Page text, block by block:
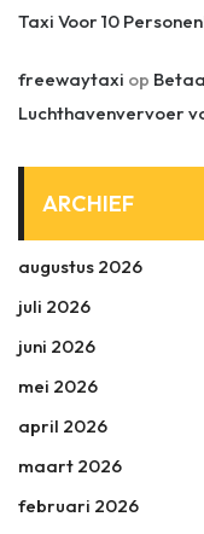
Taxi Voor 10
freewaytaxi op
Luchthavenvervoer
ARCHIEF
augustus 2026
juli 2026
juni 2026
mei 2026
april 2026
maart 2026
februari 2026